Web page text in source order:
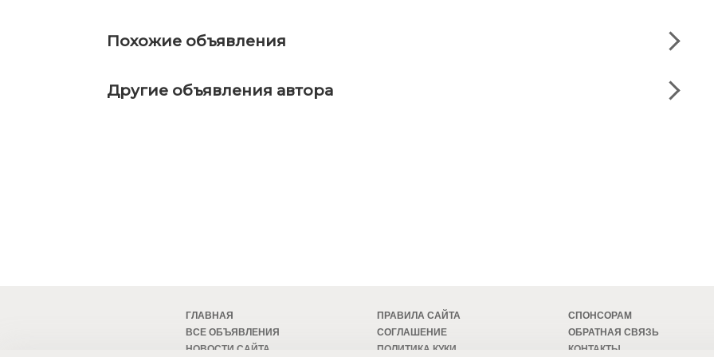
Похожие объявления
Другие объявления автора
ГЛАВНАЯ
ВСЕ ОБЪЯВЛЕНИЯ
НОВОСТИ САЙТА
ПРАВИЛА САЙТА
СОГЛАШЕНИЕ
ПОЛИТИКА КУКИ
СПОНСОРАМ
ОБРАТНАЯ СВЯЗЬ
КОНТАКТЫ